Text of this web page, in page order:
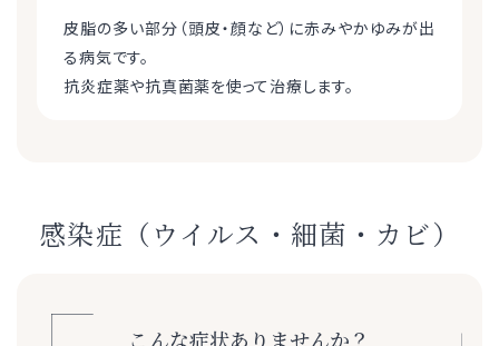
皮脂の多い部分（頭皮・顔など）に赤みやかゆみが出
る病気です。
抗炎症薬や抗真菌薬を使って治療します。
感染症（ウイルス・細菌・カビ）
こんな症状ありませんか？